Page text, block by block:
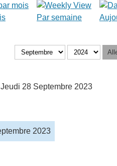
Par semaine
Jeudi 28 Septembre 2023
2023